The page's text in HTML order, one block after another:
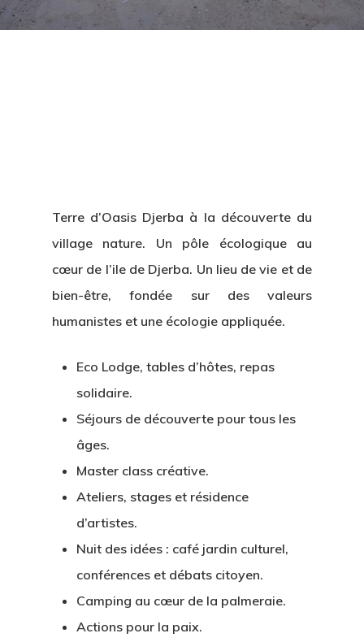
Terre d’Oasis Djerba à la découverte du
village nature. Un pôle écologique au
cœur de l’ile de Djerba. Un lieu de vie et de
bien-être, fondée sur des valeurs
humanistes et une écologie appliquée.
Eco Lodge, tables d’hôtes, repas
solidaire.
Séjours de découverte pour tous les
âges.
Master class créative.
Ateliers, stages et résidence
d’artistes.
Nuit des idées : café jardin culturel,
conférences et débats citoyen.
Camping au cœur de la palmeraie.
Actions pour la paix.